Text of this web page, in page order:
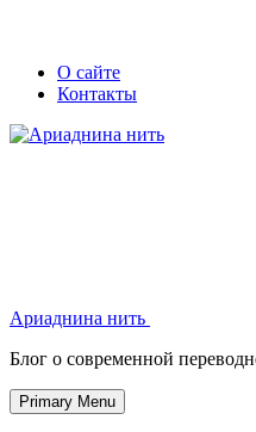
Skip
Secondary
left
navigation
Secondary
right
navigation
О сайте
Контакты
Ариаднина нить
Блог о современной
Primary Menu